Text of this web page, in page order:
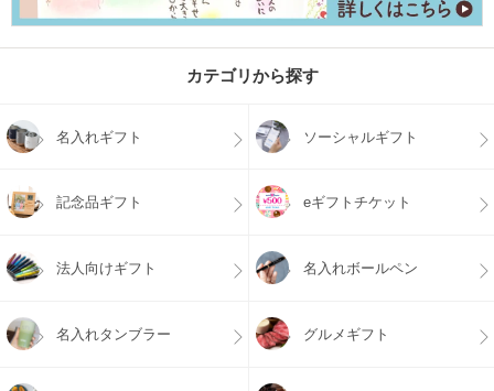
カテゴリから探す
名入れギフト ソーシャルギフト
記念品ギフト eギフトチケット
法人向けギフト 名入れボールペン
名入れタンブラー グルメギフト